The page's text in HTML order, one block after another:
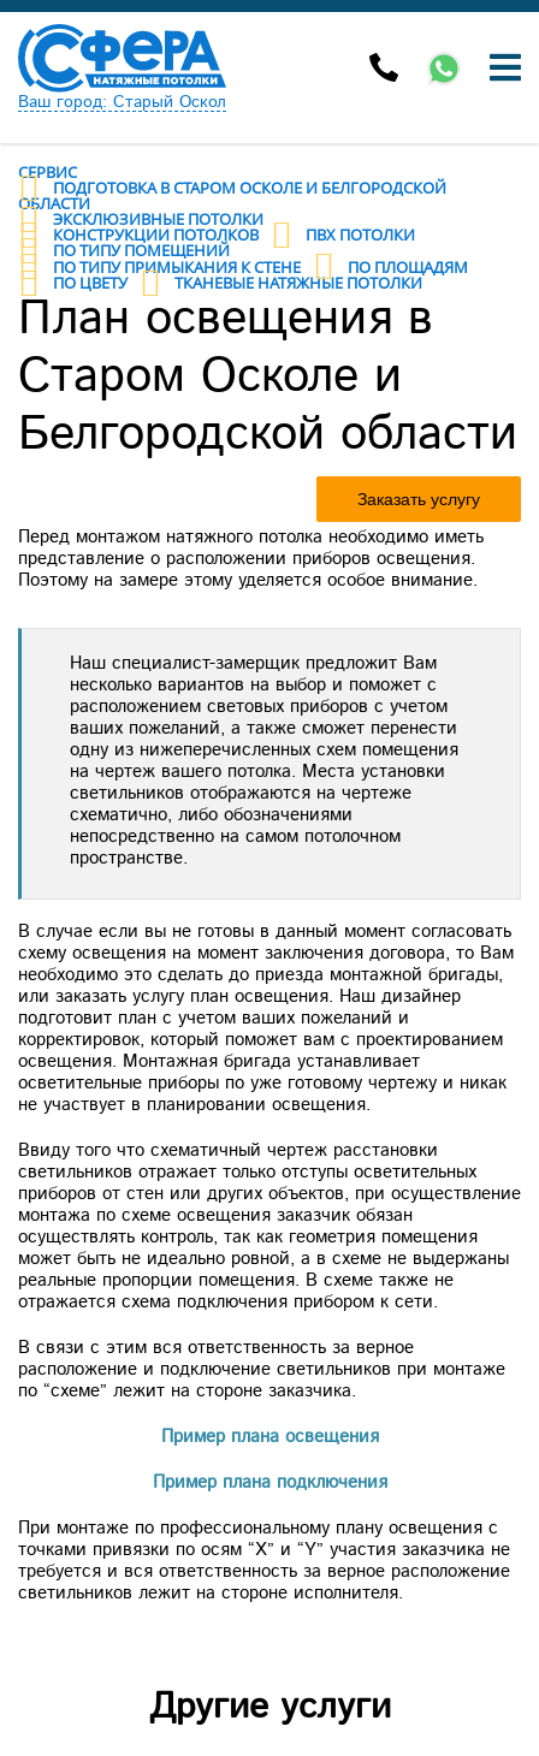
Ваш город: Старый Оскол
СЕРВИС
ПОДГОТОВКА В СТАРОМ ОСКОЛЕ И БЕЛГОРОДСКОЙ
ОБЛАСТИ
ЭКСКЛЮЗИВНЫЕ ПОТОЛКИ
КОНСТРУКЦИИ ПОТОЛКОВ ПВХ ПОТОЛКИ
ПО ТИПУ ПОМЕЩЕНИЙ
ПО ТИПУ ПРИМЫКАНИЯ К СТЕНЕ ПО ПЛОЩАДЯМ
ПО ЦВЕТУ ТКАНЕВЫЕ НАТЯЖНЫЕ ПОТОЛКИ
План освещения в
Старом Осколе и
Белгородской области
Заказать услугу
Перед монтажом натяжного потолка необходимо иметь
представление о расположении приборов освещения.
Поэтому на замере этому уделяется особое внимание.
Наш специалист-замерщик предложит Вам
несколько вариантов на выбор и поможет с
расположением световых приборов с учетом
ваших пожеланий, а также сможет перенести
одну из нижеперечисленных схем помещения
на чертеж вашего потолка. Места установки
светильников отображаются на чертеже
схематично, либо обозначениями
непосредственно на самом потолочном
пространстве.
В случае если вы не готовы в данный момент согласовать
схему освещения на момент заключения договора, то Вам
необходимо это сделать до приезда монтажной бригады,
или заказать услугу план освещения. Наш дизайнер
подготовит план с учетом ваших пожеланий и
корректировок, который поможет вам с проектированием
освещения. Монтажная бригада устанавливает
осветительные приборы по уже готовому чертежу и никак
не участвует в планировании освещения.
Ввиду того что схематичный чертеж расстановки
светильников отражает только отступы осветительных
приборов от стен или других объектов, при осуществление
монтажа по схеме освещения заказчик обязан
осуществлять контроль, так как геометрия помещения
может быть не идеально ровной, а в схеме не выдержаны
реальные пропорции помещения. В схеме также не
отражается схема подключения прибором к сети.
В связи с этим вся ответственность за верное
расположение и подключение светильников при монтаже
по “схеме” лежит на стороне заказчика.
Пример плана освещения
Пример плана подключения
При монтаже по профессиональному плану освещения с
точками привязки по осям “X” и “Y” участия заказчика не
требуется и вся ответственность за верное расположение
светильников лежит на стороне исполнителя.
Другие услуги